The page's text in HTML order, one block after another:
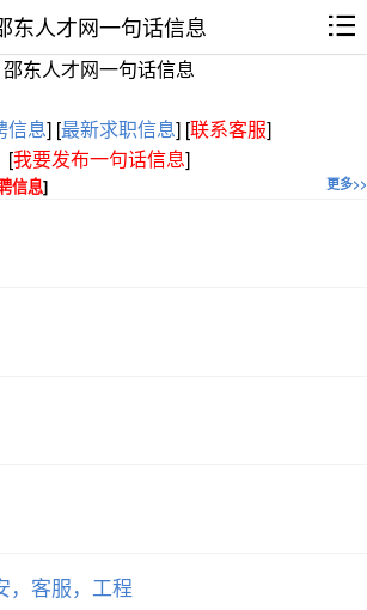
东人才网一句话信息
邵东人才网一句话信息
信息] [最新求职信息] [联系客服]
[我要发布一句话信息]
更多>>
信息]
，客服，工程